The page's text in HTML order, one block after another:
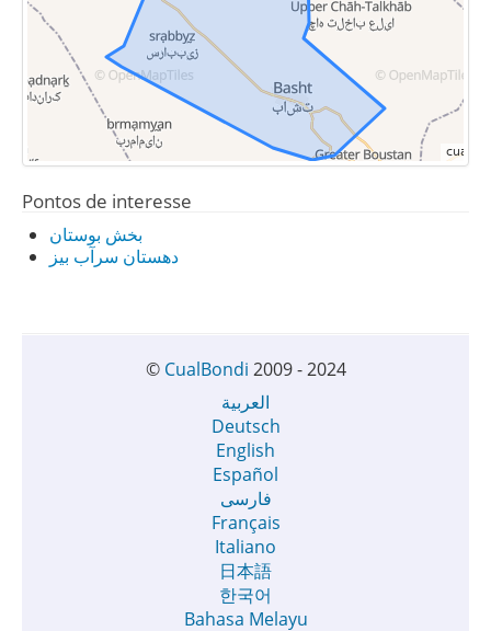
Pontos de interesse
بخش بوستان
دهستان سرآب بیز
© CualBondi 2009 - 2024
العربية
Deutsch
English
Español
فارسی
Français
Italiano
日本語
한국어
Bahasa Melayu